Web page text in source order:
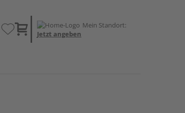
Mein Standort:
Jetzt angeben